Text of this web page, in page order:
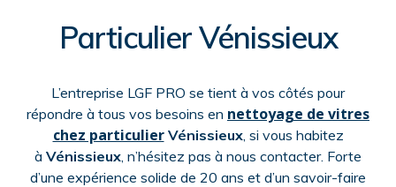
Particulier Vénissieux
L’entreprise LGF PRO se tient à vos côtés pour
répondre à tous vos besoins en nettoyage de vitres
chez particulierVénissieux, si vous habitez
à Vénissieux , n’hésitez pas à nous contacter. Forte
d’une expérience solide de 20 ans et d’un savoir-faire